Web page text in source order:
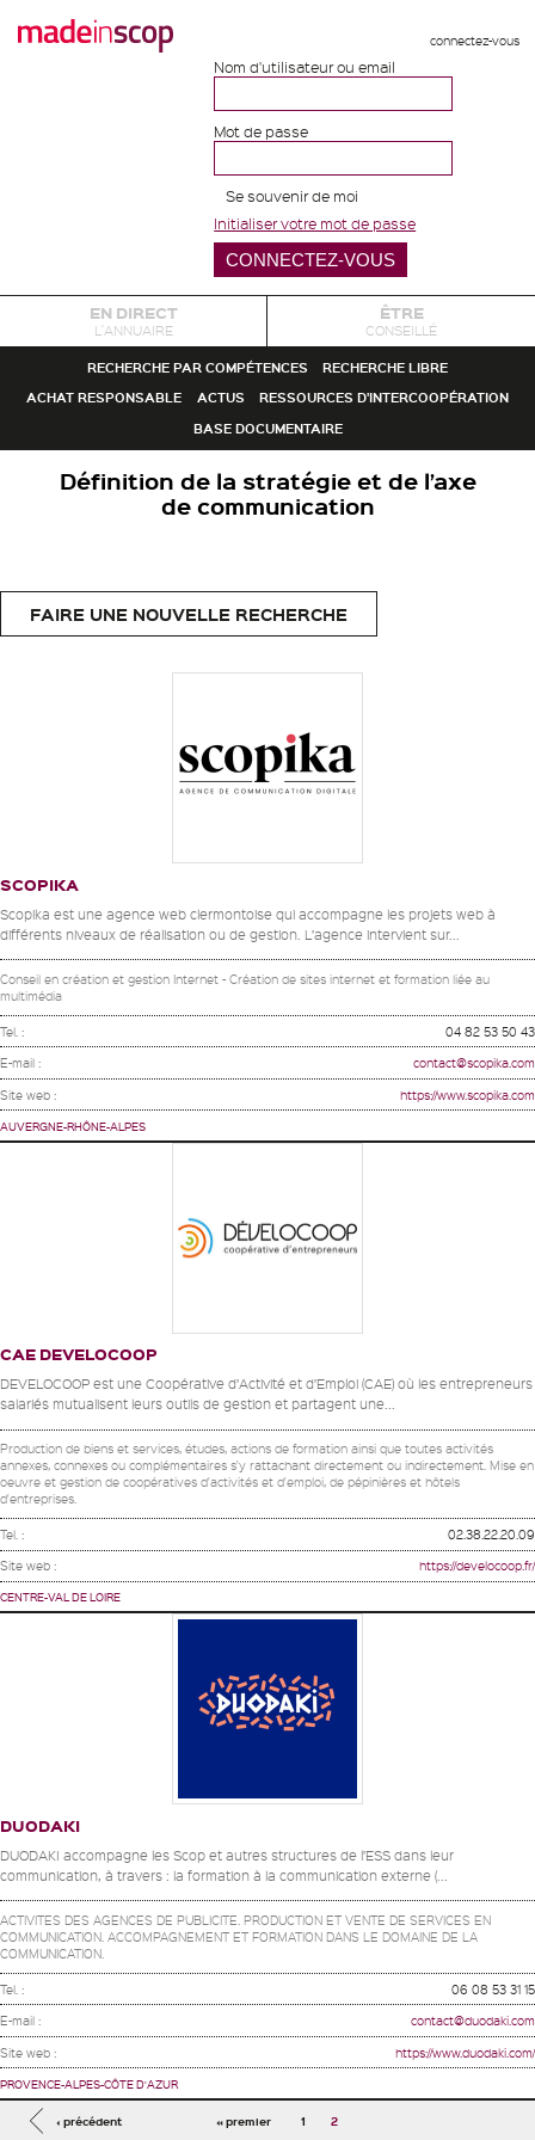
connectez-vous
Nom d'utilisateur ou email
Mot de passe
Se souvenir de moi
Initialiser votre mot de passe
EN DIRECT
L'ANNUAIRE
ÊTRE
CONSEILLÉ
RECHERCHE PAR COMPÉTENCES
RECHERCHE LIBRE
ACHAT RESPONSABLE
ACTUS
RESSOURCES D'INTERCOOPÉRATION
BASE DOCUMENTAIRE
Définition de la stratégie et de l’axe
de communication
FAIRE UNE NOUVELLE RECHERCHE
SCOPIKA
Scopika est une agence web clermontoise qui accompagne les projets web à
différents niveaux de réalisation ou de gestion. L’agence intervient sur...
Conseil en création et gestion Internet - Création de sites internet et formation liée au
multimédia
Tel. : 04 82 53 50 43
E-mail : contact@scopika.com
Site web : https://www.scopika.com
AUVERGNE-RHÔNE-ALPES
CAE DEVELOCOOP
DEVELOCOOP est une Coopérative d’Activité et d’Emploi (CAE) où les entrepreneurs
salariés mutualisent leurs outils de gestion et partagent une...
Production de biens et services, études, actions de formation ainsi que toutes activités
annexes, connexes ou complémentaires s'y rattachant directement ou indirectement. Mise en
oeuvre et gestion de coopératives d'activités et d'emploi, de pépinières et hôtels
d'entreprises.
Tel. : 02.38.22.20.09
Site web : https://develocoop.fr/
CENTRE-VAL DE LOIRE
DUODAKI
DUODAKI accompagne les Scop et autres structures de l’ESS dans leur
communication, à travers : la formation à la communication externe (...
ACTIVITES DES AGENCES DE PUBLICITE. PRODUCTION ET VENTE DE SERVICES EN
COMMUNICATION. ACCOMPAGNEMENT ET FORMATION DANS LE DOMAINE DE LA
COMMUNICATION.
Tel. : 06 08 53 31 15
E-mail : contact@duodaki.com
Site web : https://www.duodaki.com/
PROVENCE-ALPES-CÔTE D'AZUR
Pages
« premier
‹ précédent 1 2